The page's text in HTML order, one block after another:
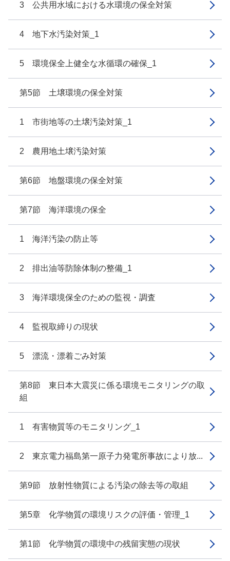
3 公共用水域における水環境の保全対策
4 地下水汚染対策_1
5 環境保全上健全な水循環の確保_1
第5節 土壌環境の保全対策
1 市街地等の土壌汚染対策_1
2 農用地土壌汚染対策
第6節 地盤環境の保全対策
第7節 海洋環境の保全
1 海洋汚染の防止等
2 排出油等防除体制の整備_1
3 海洋環境保全のための監視・調査
4 監視取締りの現状
5 漂流・漂着ごみ対策
第8節 東日本大震災に係る環境モニタリングの取
組
1 有害物質等のモニタリング_1
2 東京電力福島第一原子力発電所事故により放...
第9節 放射性物質による汚染の除去等の取組
第5章 化学物質の環境リスクの評価・管理_1
第1節 化学物質の環境中の残留実態の現状